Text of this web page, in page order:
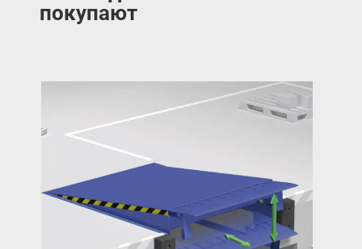
покупают